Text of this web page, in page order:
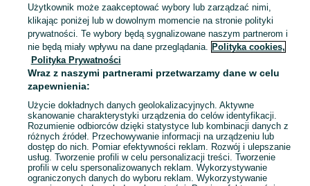
Mapa kategorii
Mapa miejscowości
Mapa ministron
Popularne wyszukiwania
Użytkownik może zaakceptować wybory lub zarządzać nimi,
klikając poniżej lub w dowolnym momencie na stronie polityki
prywatności. Te wybory będą sygnalizowane naszym partnerom i
nie będą miały wpływu na dane przeglądania. Polityka cookies,
Polityka Prywatności
Wraz z naszymi partnerami przetwarzamy dane w celu
zapewnienia:
Użycie dokładnych danych geolokalizacyjnych. Aktywne
skanowanie charakterystyki urządzenia do celów identyfikacji.
Rozumienie odbiorców dzięki statystyce lub kombinacji danych z
różnych źródeł. Przechowywanie informacji na urządzeniu lub
dostęp do nich. Pomiar efektywności reklam. Rozwój i ulepszanie
usług. Tworzenie profili w celu personalizacji treści. Tworzenie
profili w celu spersonalizowanych reklam. Wykorzystywanie
ograniczonych danych do wyboru reklam. Wykorzystywanie